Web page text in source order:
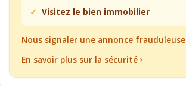
Visitez le bien immobilier
Nous signaler une annonce frauduleuse
En savoir plus sur la sécurité